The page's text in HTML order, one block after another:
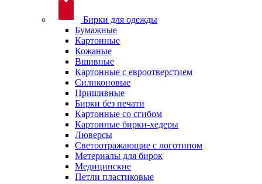
Бирки для одежды
Бумажные
Картонные
Кожаные
Вшивные
Картонные с евроотверстием
Силиконовые
Пришивные
Бирки без печати
Картонные со сгибом
Картонные бирки-хедеры
Люверсы
Светоотражающие с логотипом
Метериалы для бирок
Медицинские
Петли пластиковые